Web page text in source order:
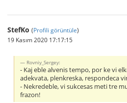
StefKo (Profili görüntüle)
19 Kasım 2020 17:17:15
Rovniy_Sergey:
- Kaj eble alvenis tempo, por ke vi
adekvata, plenkreska, respondeca
- Nekredeble, vi sukcesas meti tre
frazon!